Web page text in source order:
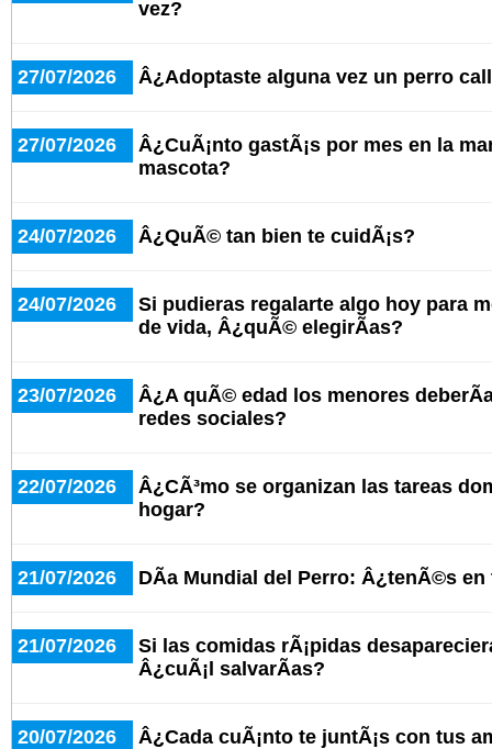
vez?
27/07/2026 Â¿Adoptaste alguna vez un perro
27/07/2026
Â¿CuÃ¡nto gastÃ¡s por mes en la
mascota?
24/07/2026 Â¿QuÃ© tan bien te cuidÃ¡s?
24/07/2026
Si pudieras regalarte algo hoy para
de vida, Â¿quÃ© elegirÃ­as?
23/07/2026
Â¿A quÃ© edad los menores
redes sociales?
22/07/2026
Â¿CÃ³mo se organizan las tareas
hogar?
21/07/2026 DÃ­a Mundial del Perro: Â¿tenÃ©s en
21/07/2026
Si las comidas rÃ¡pidas
Â¿cuÃ¡l salvarÃ­as?
20/07/2026 Â¿Cada cuÃ¡nto te juntÃ¡s con tus